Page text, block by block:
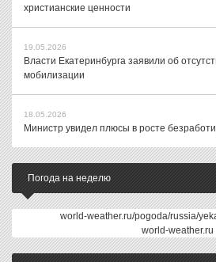
христианские ценности
19.05.2026
Власти Екатеринбурга заявили об
мобилизации
18.05.2026
Министр увидел плюсы в росте
Погода на неделю
world-weather.ru/pogoda/russia/
world-weather.ru